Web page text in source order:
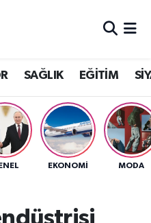
SAĞLIK EĞİTİM
EKONOMİ MODA
ve Fikstür